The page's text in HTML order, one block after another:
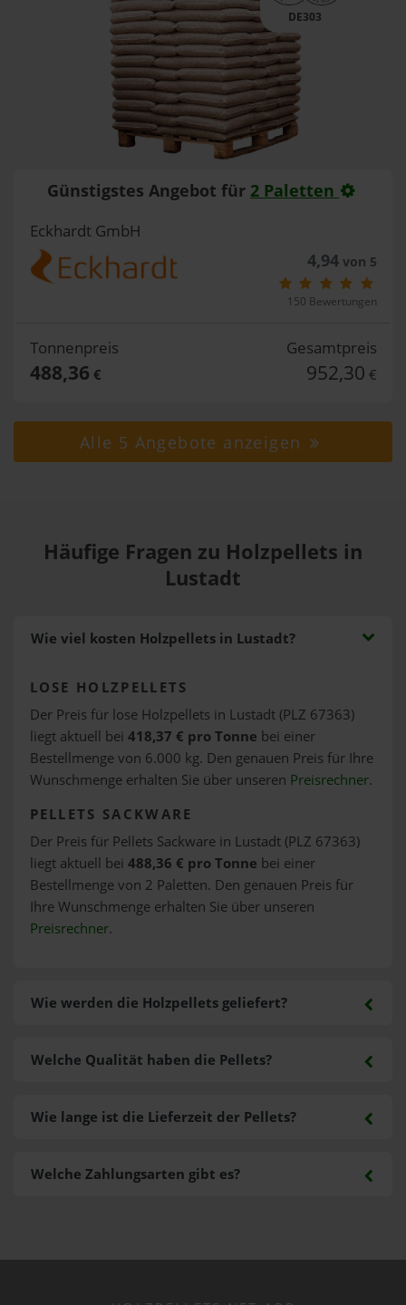
DE303
Günstigstes Angebot für 2 Paletten
Eckhardt GmbH
4,94von 5
150 Bewertungen
Tonnenpreis
488,36 €
Gesamtpreis
952,30 €
Alle 5 Angebote anzeigen
Häufige Fragen zu Holzpellets in
Lustadt
Wie viel kosten Holzpellets in Lustadt?
LOSE HOLZPELLETS
Der Preis für lose Holzpellets in Lustadt (PLZ 67363)
liegt aktuell bei 418,37 € pro Tonne bei einer
Bestellmenge von 6.000 kg. Den genauen Preis für Ihre
Wunschmenge erhalten Sie über unseren Preisrechner.
PELLETS SACKWARE
Der Preis für Pellets Sackware in Lustadt (PLZ 67363)
liegt aktuell bei 488,36 € pro Tonne bei einer
Bestellmenge von 2 Paletten. Den genauen Preis für
Ihre Wunschmenge erhalten Sie über unseren
Preisrechner.
Wie werden die Holzpellets geliefert?
Welche Zahlungsarten gibt es?
Welche Qualität haben die Pellets?
Wie lange ist die Lieferzeit der Pellets?